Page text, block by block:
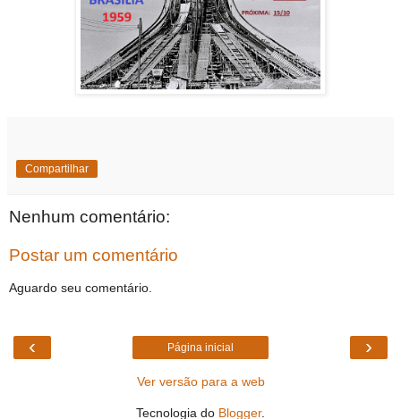
Compartilhar
Nenhum comentário:
Postar um comentário
Aguardo seu comentário.
‹ ›
Página inicial
Ver versão para a web
Tecnologia do Blogger.